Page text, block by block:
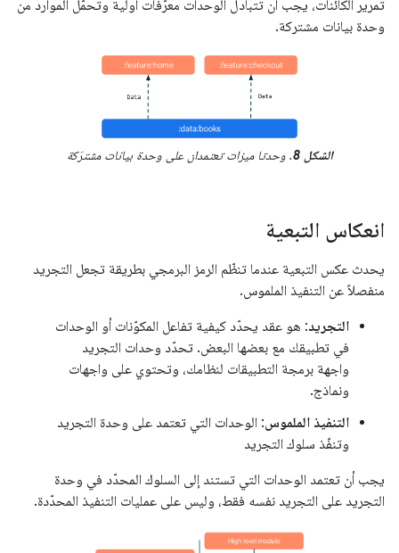
تمرير الكائنات، يجب أن تتبادل الوحدات معرّفات أولية وتحمّل الموارد من
وحدة بيانات مشتركة.
الشكل 8 . وحدتا ميزات تعتمدان على وحدة بيانات مشترَكة
انعكاس التبعية
يحدث عكس التبعية عندما تنظّم الرمز البرمجي بطريقة تجعل التجريد
منفصلاً عن التنفيذ الملموس.
التجريد: هو عقد يحدّد كيفية تفاعل المكوّنات أو الوحدات
في تطبيقك مع بعضها البعض. تحدّد وحدات التجريد
واجهة برمجة التطبيقات لنظامك، وتحتوي على واجهات
ونماذج.
التنفيذ الملموس: الوحدات التي تعتمد على وحدة التجريد
وتنفّذ سلوك التجريد
يجب أن تعتمد الوحدات التي تستند إلى السلوك المحدّد في وحدة
التجريد على التجريد نفسه فقط، وليس على عمليات التنفيذ المحدّدة.